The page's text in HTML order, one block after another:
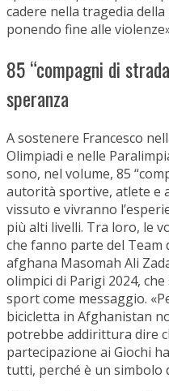
cadere nella tragedia
ponendo fine alle
85 “compagni di
speranza
A sostenere Francesco
Olimpiadi e nelle
sono, nel volume, 85
autorità sportive, atlete e
vissuto e vivranno
più alti livelli. Tra loro, le
che fanno parte del Team
afghana Masomah Ali
olimpici di Parigi 2024,
sport come messaggio.
bicicletta in Afghanistan
potrebbe addirittura dire
partecipazione ai Giochi
tutti, perché è un simbolo